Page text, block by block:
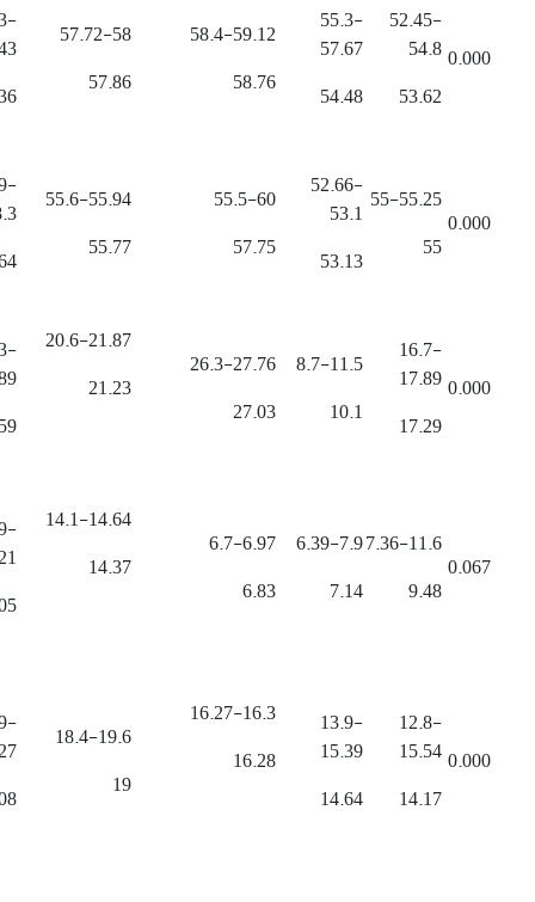
0.000
52.45-
54.8
53.62
55.3-
57.67
54.48
58.4-59.12
58.76
57.72-58
57.86
0.000
55-55.25
55
52.66-
53.1
53.13
55.5-60
57.75
55.6-55.94
55.77
0.000
16.7-
17.89
17.29
8.7-11.5
10.1
26.3-27.76
27.03
20.6-21.87
21.23
0.067
7.36-11.6
9.48
6.39-7.9
7.14
6.7-6.97
6.83
14.1-14.64
14.37
0.000
12.8-
15.54
14.17
13.9-
15.39
14.64
16.27-16.3
16.28
18.4-19.6
19